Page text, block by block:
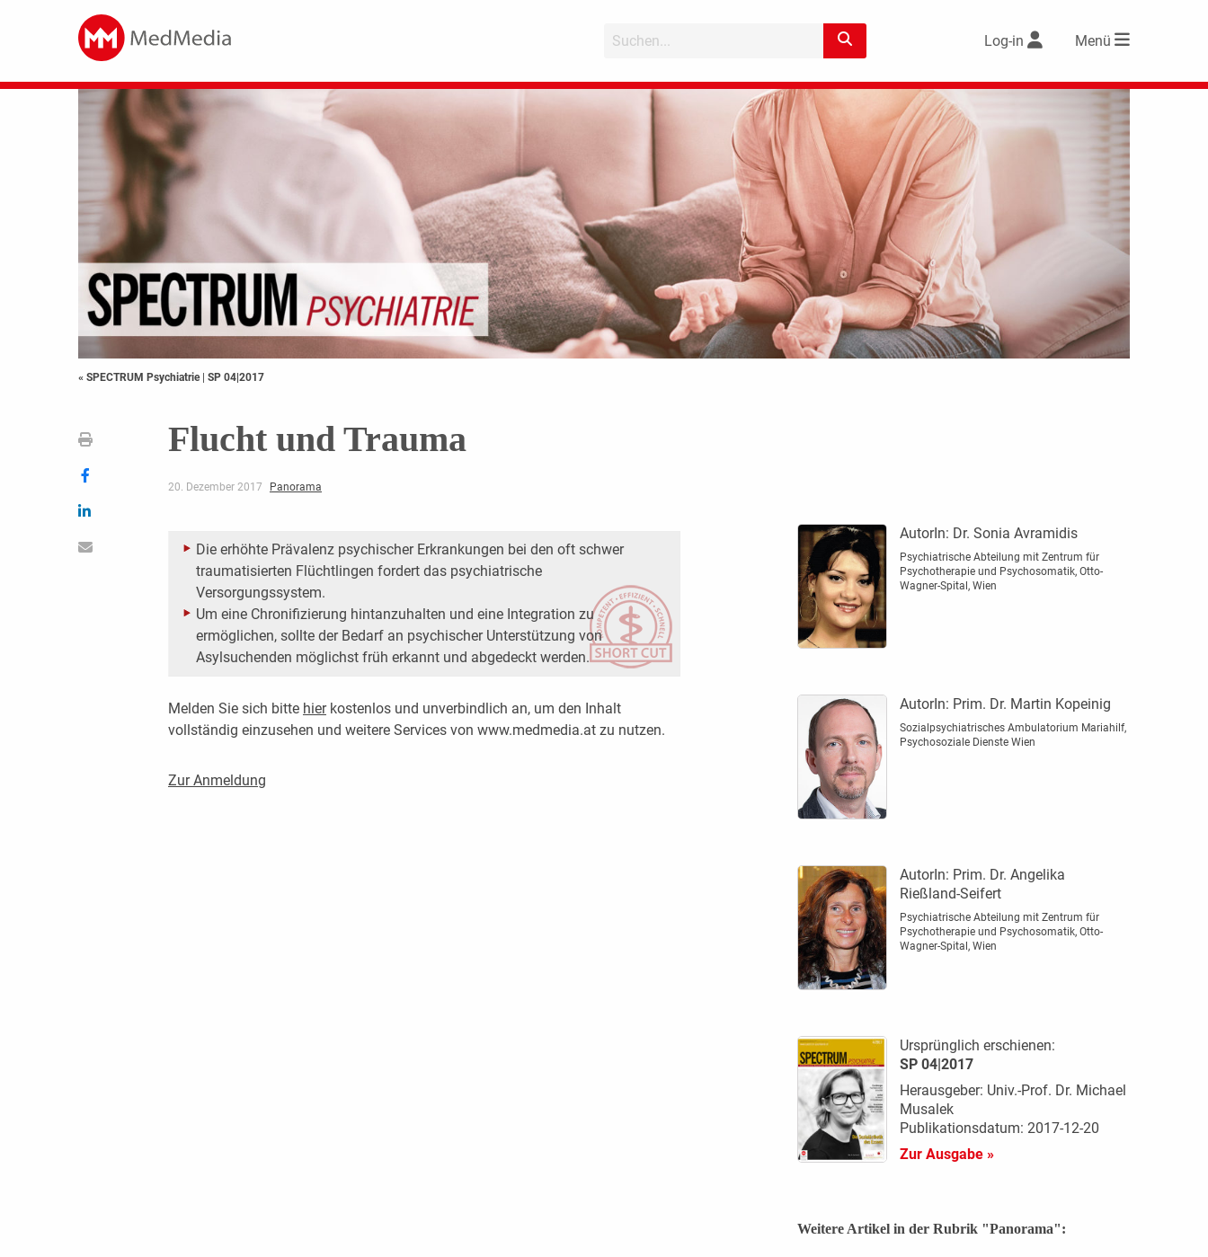
Log-in Menü
« SPECTRUM Psychiatrie | SP 04|2017
Flucht und Trauma
20. Dezember 2017 Panorama
Die erhöhte Prävalenz psychischer Erkrankungen bei den oft schwer
traumatisierten Flüchtlingen fordert das psychiatrische
Versorgungssystem.
Um eine Chronifizierung hintanzuhalten und eine Integration zu
ermöglichen, sollte der Bedarf an psychischer Unterstützung von
Asylsuchenden möglichst früh erkannt und abgedeckt werden.
Melden Sie sich bitte hierkostenlos und unverbindlich an, um den Inhalt
vollständig einzusehen und weitere Services von www.medmedia.at zu nutzen.
Zur Anmeldung
AutorIn: Dr. Sonia Avramidis
Psychiatrische Abteilung mit Zentrum für
Psychotherapie und Psychosomatik, Otto-
Wagner-Spital, Wien
AutorIn: Prim. Dr. Martin Kopeinig
Sozialpsychiatrisches Ambulatorium Mariahilf,
Psychosoziale Dienste Wien
AutorIn: Prim. Dr. Angelika
Rießland-Seifert
Psychiatrische Abteilung mit Zentrum für
Psychotherapie und Psychosomatik, Otto-
Wagner-Spital, Wien
Ursprünglich erschienen:
SP 04|2017
Herausgeber: Univ.-Prof. Dr. Michael
Musalek
Publikationsdatum: 2017-12-20
Zur Ausgabe »
Weitere Artikel in der Rubrik "Panorama":